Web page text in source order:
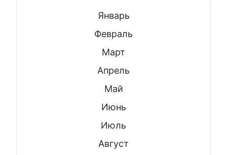
Январь
Февраль
Март
Апрель
Май
Июнь
Июль
Август